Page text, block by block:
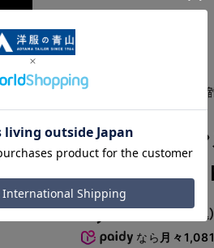
身体にフィットする伸
PMAXS428
ボタンダウ
【NON
6,490円
なら 月々